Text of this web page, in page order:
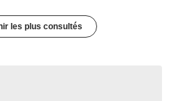
les plus consultés